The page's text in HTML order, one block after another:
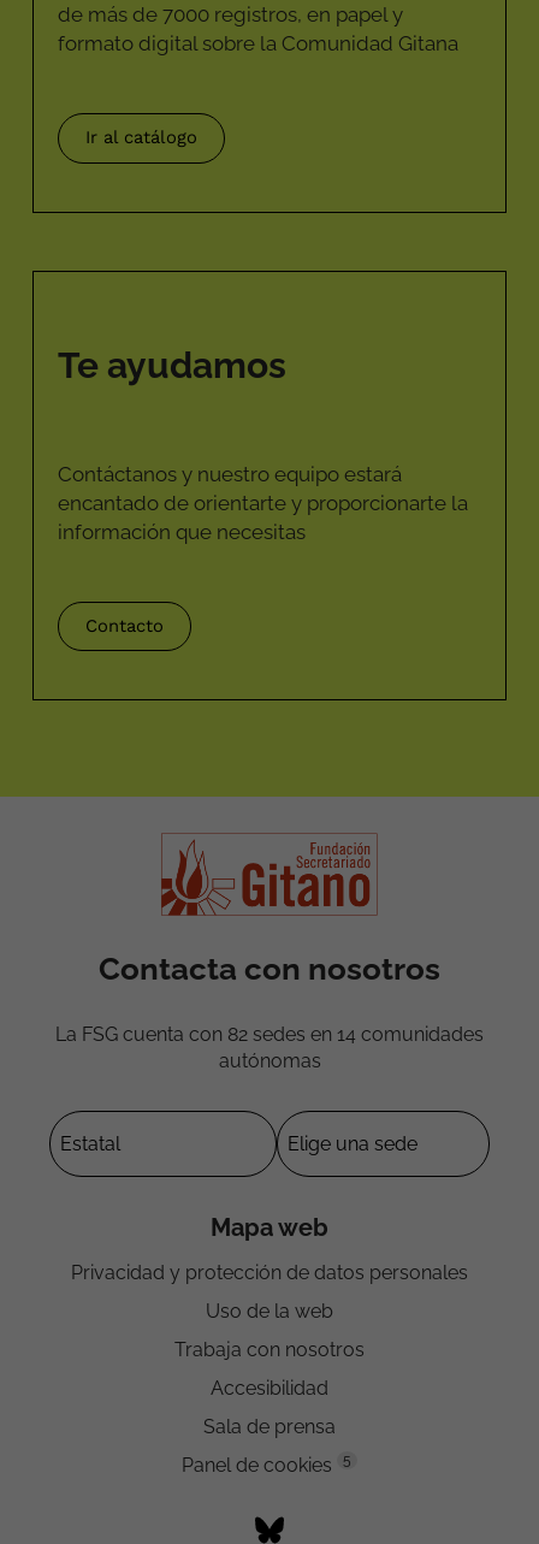
de más de 7000 registros, en papel y
formato digital sobre la Comunidad Gitana
Ir al catálogo
Te ayudamos
Contáctanos y nuestro equipo estará
encantado de orientarte y proporcionarte la
información que necesitas
Contacto
Contacta con nosotros
La FSG cuenta con 82 sedes en 14 comunidades
autónomas
Mapa web
Privacidad y protección de datos personales
Uso de la web
Trabaja con nosotros
Accesibilidad
Sala de prensa
Panel de cookies
5